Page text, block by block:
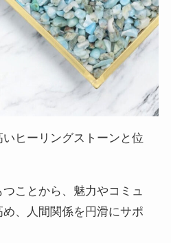
ヒーリングストーンと位
ことから、魅力やコミュ
、人間関係を円滑にサポ